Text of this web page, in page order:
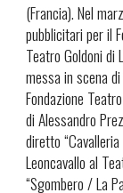
(Francia). Nel
pubblicitari per il
Teatro Goldoni di
messa in scena
Fondazione
di Alessandro
diretto
Leoncavallo al
“Sgombero / La